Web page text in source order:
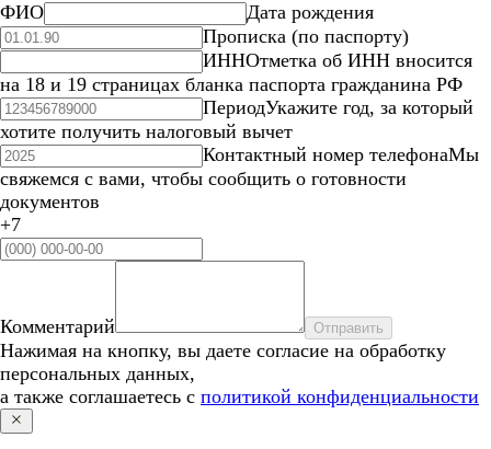
ФИО
Дата рождения
Прописка (по паспорту)
ИННОтметка об ИНН вносится
на 18 и 19 страницах бланка паспорта гражданина РФ
ПериодУкажите год, за который
хотите получить налоговый вычет
Контактный номер телефонаМы
свяжемся с вами, чтобы сообщить о готовности
документов
+7
Комментарий Отправить
Нажимая на кнопку, вы даете согласие на обработку
персональных данных,
а также соглашаетесь с политикой конфиденциальности